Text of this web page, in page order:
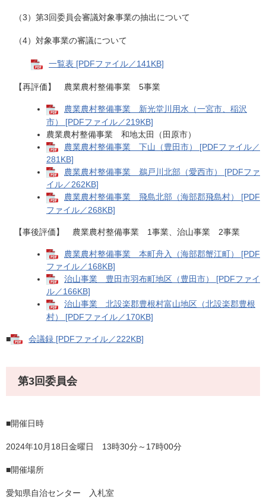
（3）第3回委員会審議対象事業の抽出について
（4）対象事業の審議について
一覧表 [PDFファイル／141KB]
【再評価】 農業農村整備事業 5事業
農業農村整備事業 新光堂川用水（一宮市、稲沢
市） [PDFファイル／219KB]
農業農村整備事業 和地太田（田原市）
農業農村整備事業 下山（豊田市） [PDFファイル／
281KB]
農業農村整備事業 鵜戸川北部（愛西市） [PDFファ
イル／262KB]
農業農村整備事業 飛島北部（海部郡飛島村） [PDF
ファイル／268KB]
【事後評価】 農業農村整備事業 1事業、治山事業 2事業
農業農村整備事業 本町舟入（海部郡蟹江町） [PDF
ファイル／168KB]
治山事業 豊田市羽布町地区（豊田市） [PDFファイ
ル／166KB]
治山事業 北設楽郡豊根村富山地区（北設楽郡豊根
村） [PDFファイル／170KB]
■ 会議録 [PDFファイル／222KB]
第3回委員会
■開催日時
2024年10月18日金曜日 13時30分～17時00分
■開催場所
愛知県自治センター 入札室